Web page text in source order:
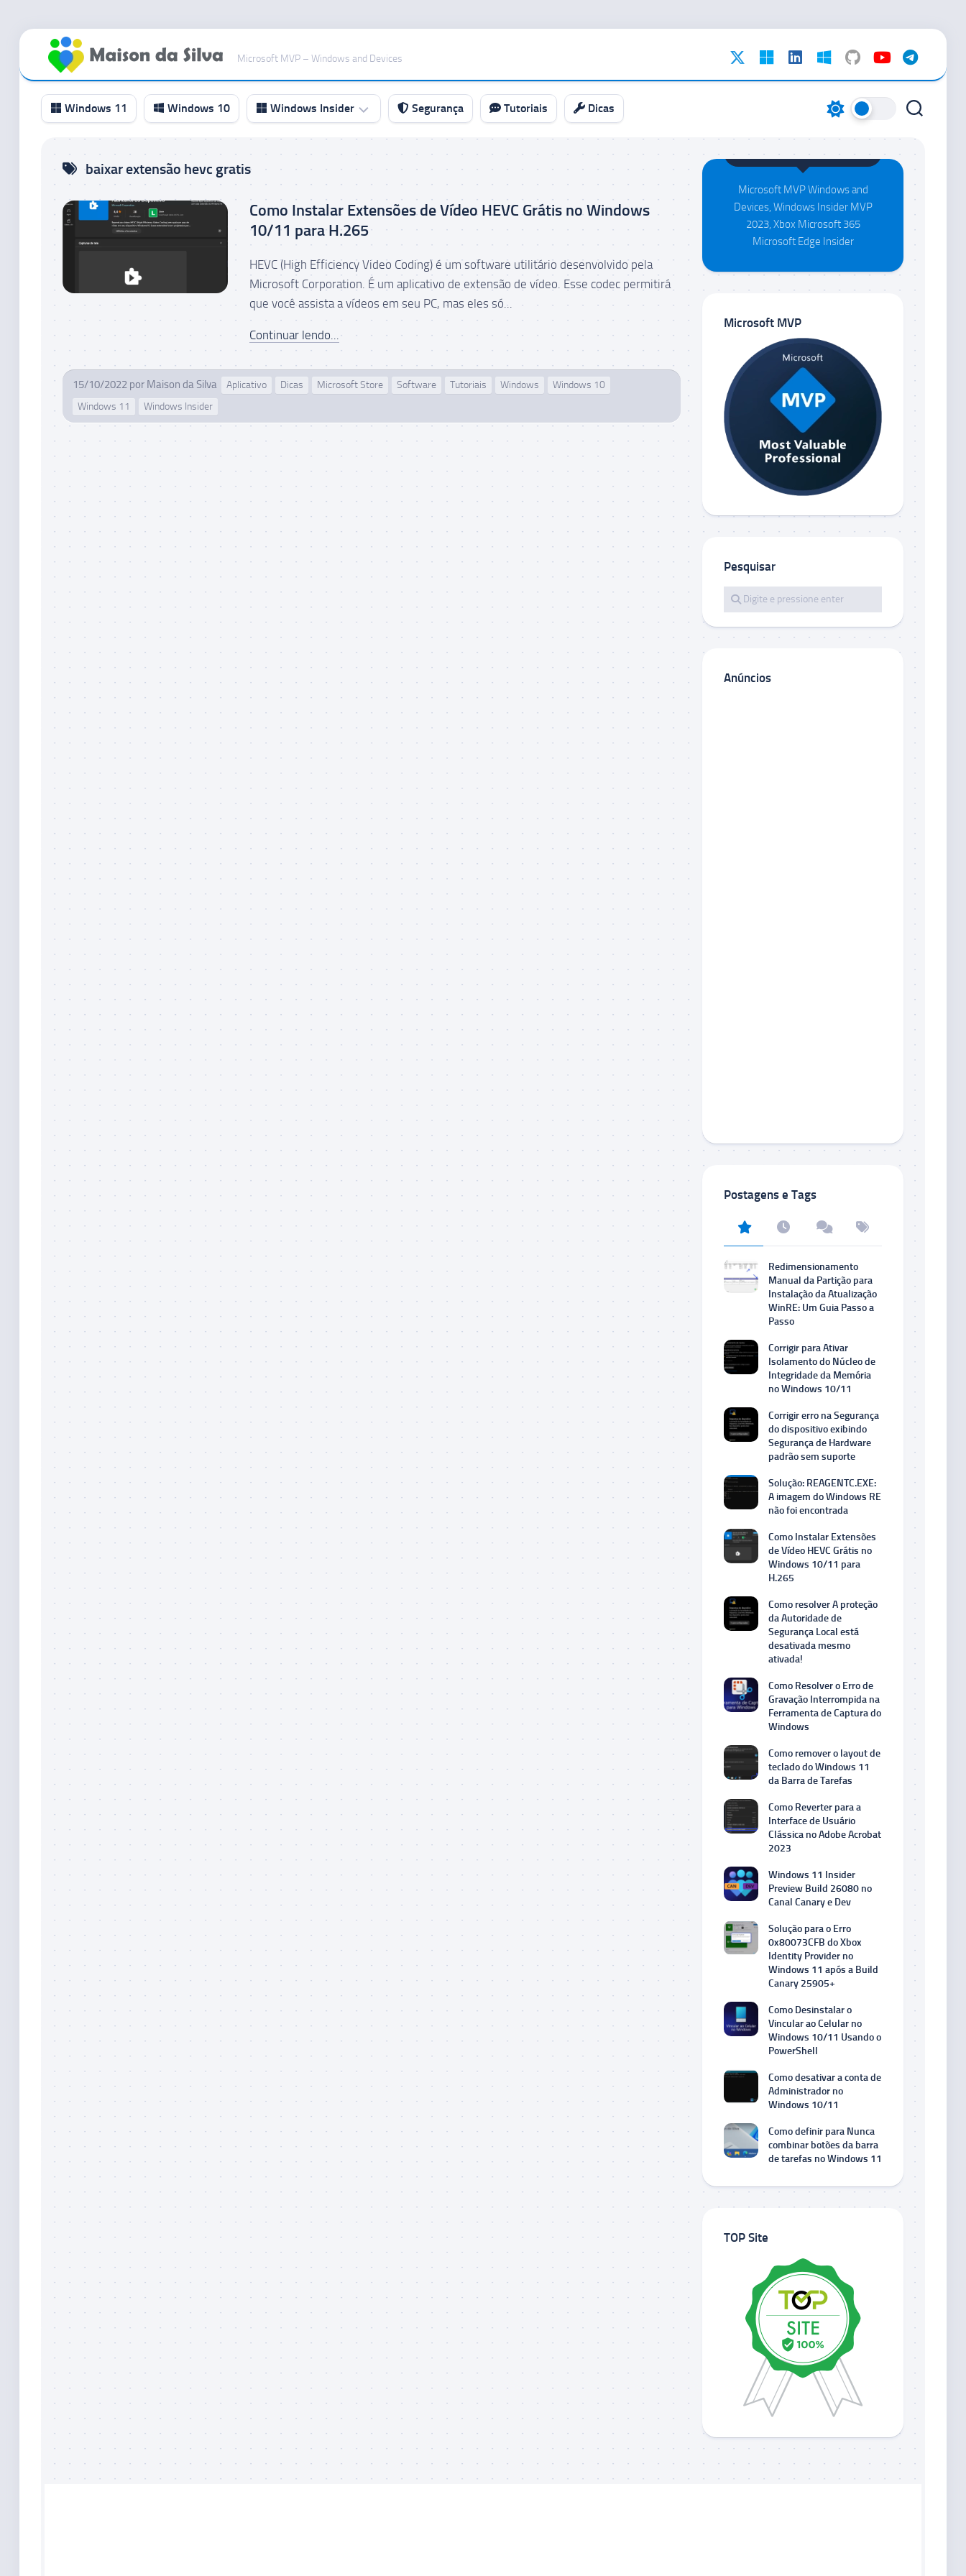
conteúdo
Microsoft MVP – Windows and Devices
Windows 11 Windows 10 Windows Insider
Canal
Beta
Canal
Canal
Canary
Segurança Tutoriais Dicas
baixar extensão hevc gratis
Como Instalar Extensões de Vídeo HEVC Grátis no Windows
10/11 para H.265
HEVC (High Efficiency Video Coding) é um software utilitário desenvolvido pela
Microsoft Corporation. É um aplicativo de extensão de vídeo. Esse codec permitirá
que você assista a vídeos em seu PC, mas eles só...
Continuar lendo...
15/10/2022 por Maison da Silva Aplicativo Dicas Microsoft Store Software Tutoriais Windows
Windows 10
Windows 11
Windows Insider
Maison da Silva
Microsoft MVP Windows and
Devices, Windows Insider MVP
2023, Xbox Microsoft 365
Microsoft Edge Insider
Microsoft MVP
Pesquisar
Anúncios
Postagens e Tags
Redimensionamento
Manual da Partição para
Instalação da Atualização
WinRE: Um Guia Passo a
Passo
Corrigir para Ativar
Isolamento do Núcleo de
Integridade da Memória
no Windows 10/11
Corrigir erro na Segurança
do dispositivo exibindo
Segurança de Hardware
padrão sem suporte
Solução: REAGENTC.EXE:
A imagem do Windows RE
não foi encontrada
Como Instalar Extensões
de Vídeo HEVC Grátis no
Windows 10/11 para
H.265
Como resolver A proteção
da Autoridade de
Segurança Local está
desativada mesmo
ativada!
Como Resolver o Erro de
Gravação Interrompida na
Ferramenta de Captura do
Windows
Como remover o layout de
teclado do Windows 11
da Barra de Tarefas
Como Reverter para a
Interface de Usuário
Clássica no Adobe Acrobat
2023
Windows 11 Insider
Preview Build 26080 no
Canal Canary e Dev
Solução para o Erro
0x80073CFB do Xbox
Identity Provider no
Windows 11 após a Build
Canary 25905+
Como Desinstalar o
Vincular ao Celular no
Windows 10/11 Usando o
PowerShell
Como desativar a conta de
Administrador no
Windows 10/11
Como definir para Nunca
combinar botões da barra
de tarefas no Windows 11
TOP Site